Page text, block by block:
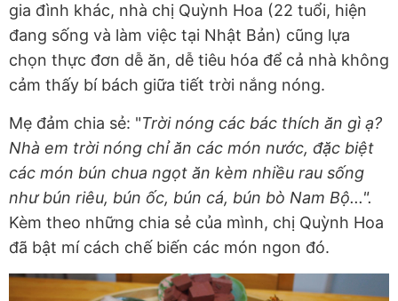
gia đình khác, nhà chị Quỳnh Hoa (22 tuổi, hiện
đang sống và làm việc tại Nhật Bản) cũng lựa
chọn thực đơn dễ ăn, dễ tiêu hóa để cả nhà không
cảm thấy bí bách giữa tiết trời nắng nóng.
Mẹ đảm chia sẻ: "Trời nóng các bác thích ăn gì ạ?
Nhà em trời nóng chỉ ăn các món nước, đặc biệt
các món bún chua ngọt ăn kèm nhiều rau sống
như bún riêu, bún ốc, bún cá, bún bò Nam Bộ...".
Kèm theo những chia sẻ của mình, chị Quỳnh Hoa
đã bật mí cách chế biến các món ngon đó.